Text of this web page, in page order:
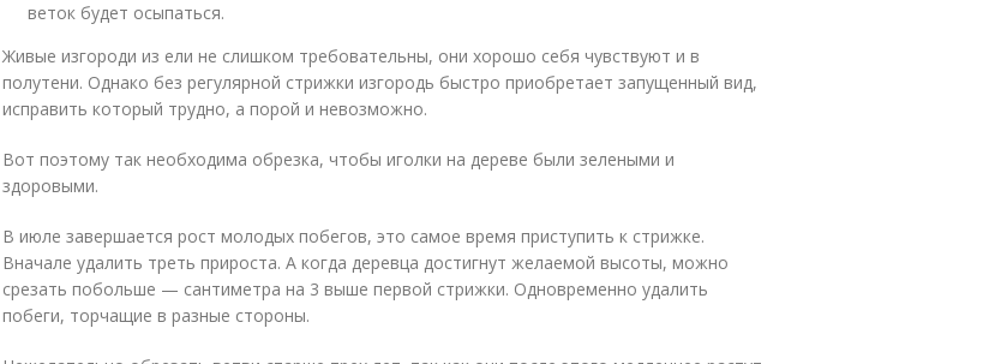
веток будет осыпаться.
Живые изгороди из ели не слишком требовательны, они хорошо себя чувствуют и в
полутени. Однако без регулярной стрижки изгородь быстро приобретает запущенный вид,
исправить который трудно, а порой и невозможно.
Вот поэтому так необходима обрезка, чтобы иголки на дереве были зелеными и
здоровыми.
В июле завершается рост молодых побегов, это самое время приступить к стрижке.
Вначале удалить треть прироста. А когда деревца достигнут желаемой высоты, можно
срезать побольше — сантиметра на 3 выше первой стрижки. Одновременно удалить
побеги, торчащие в разные стороны.